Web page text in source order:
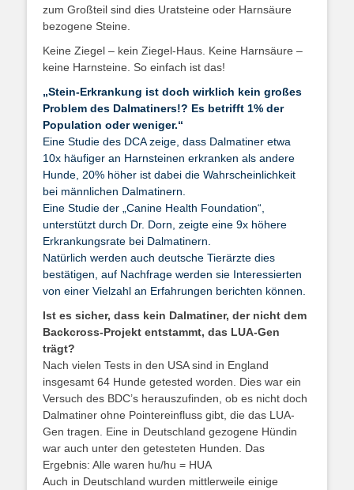
zum Großteil sind dies Uratsteine oder Harnsäure
bezogene Steine.
Keine Ziegel – kein Ziegel-Haus. Keine Harnsäure –
keine Harnsteine. So einfach ist das!
„Stein-Erkrankung ist doch wirklich kein großes
Problem des Dalmatiners!? Es betrifft 1% der
Population oder weniger.“
Eine Studie des DCA zeige, dass Dalmatiner etwa
10x häufiger an Harnsteinen erkranken als andere
Hunde, 20% höher ist dabei die Wahrscheinlichkeit
bei männlichen Dalmatinern.
Eine Studie der „Canine Health Foundation“,
unterstützt durch Dr. Dorn, zeigte eine 9x höhere
Erkrankungsrate bei Dalmatinern.
Natürlich werden auch deutsche Tierärzte dies
bestätigen, auf Nachfrage werden sie Interessierten
von einer Vielzahl an Erfahrungen berichten können.
Ist es sicher, dass kein Dalmatiner, der nicht dem
Backcross-Projekt entstammt, das LUA-Gen
trägt?
Nach vielen Tests in den USA sind in England
insgesamt 64 Hunde getested worden. Dies war ein
Versuch des BDC’s herauszufinden, ob es nicht doch
Dalmatiner ohne Pointereinfluss gibt, die das LUA-
Gen tragen. Eine in Deutschland gezogene Hündin
war auch unter den getesteten Hunden. Das
Ergebnis: Alle waren hu/hu = HUA
Auch in Deutschland wurden mittlerweile einige